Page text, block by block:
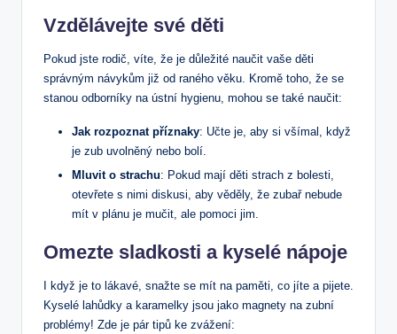
Vzdělávejte své děti
Pokud jste rodič, víte, že je důležité naučit vaše děti
správným návykům již od raného věku. Kromě toho, že se
stanou odborníky na ústní hygienu, mohou se také naučit:
Jak rozpoznat příznaky: Učte je, aby si všímal, když
je zub uvolněný nebo bolí.
Mluvit o strachu: Pokud mají děti strach z bolesti,
otevřete s nimi diskusi, aby věděly, že zubař nebude
mít v plánu je mučit, ale pomoci jim.
Omezte sladkosti a kyselé nápoje
I když je to lákavé, snažte se mít na paměti, co jíte a pijete.
Kyselé lahůdky a karamelky jsou jako magnety na zubní
problémy! Zde je pár tipů ke zvážení: